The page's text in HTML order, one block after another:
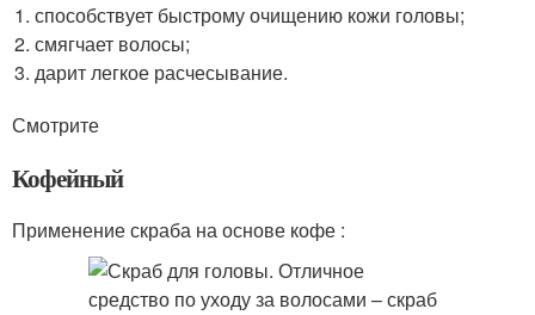
способствует быстрому очищению кожи головы;
смягчает волосы;
дарит легкое расчесывание.
Смотрите
Кофейный
Применение скраба на основе кофе :